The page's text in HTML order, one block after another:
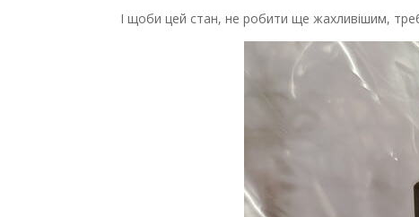
І щоби цей стан, не робити ще жахливішим,